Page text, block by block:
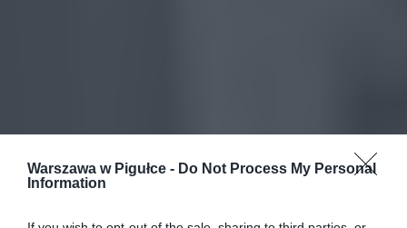
Warszawa w Pigułce - Do Not Process My Personal
Information